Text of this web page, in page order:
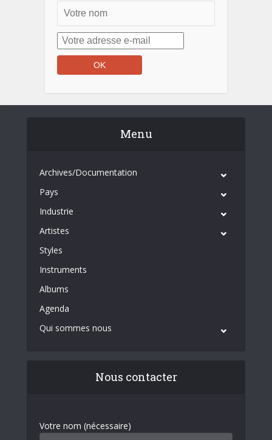
Menu
Archives/Documentation
Pays
Industrie
Artistes
Styles
Instruments
Albums
Agenda
Qui sommes nous
Nous contacter
Votre nom (nécessaire)